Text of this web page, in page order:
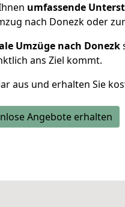
umfassende
nach Donezk oder
Umzüge nach Donezk
ans Ziel kommt.
aus und erhalten Sie
Angebote erhalten